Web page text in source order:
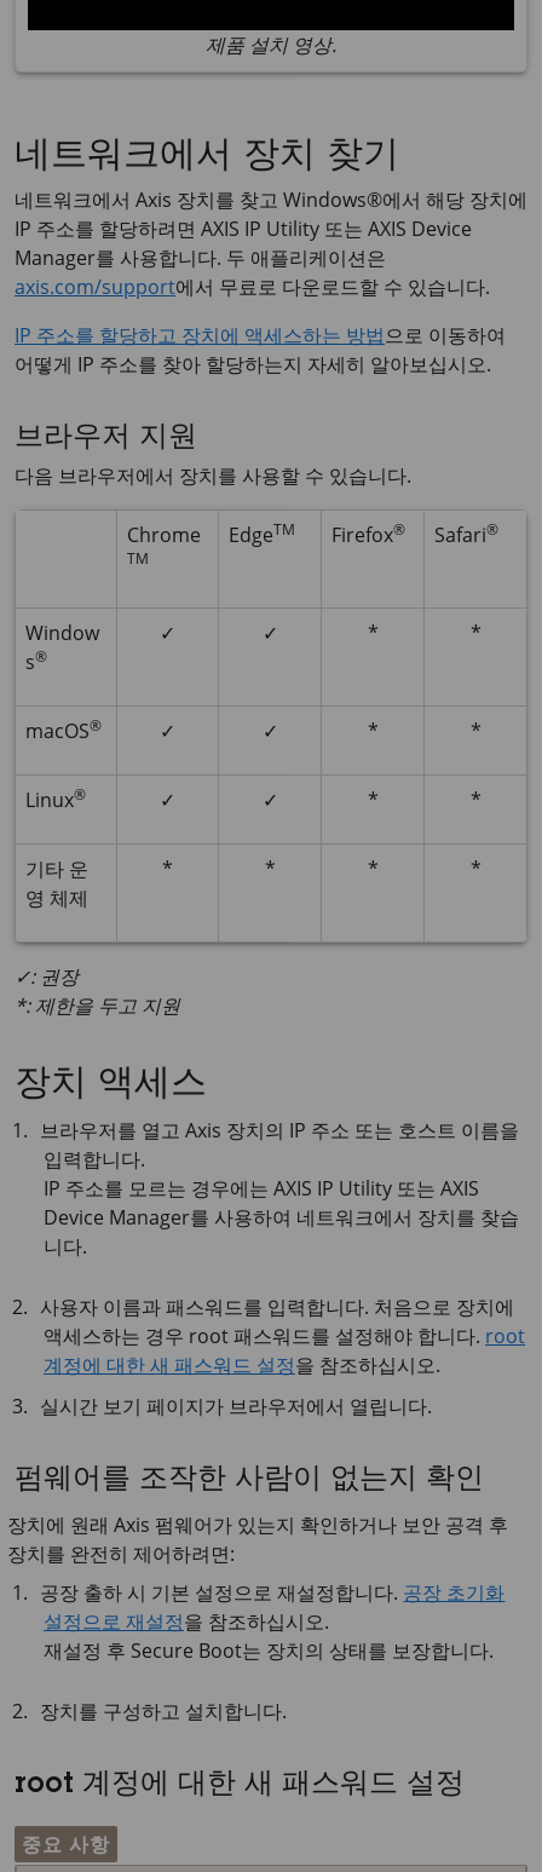
제품 설치 영상.
네트워크에서 장치 찾기
네트워크에서 Axis 장치를 찾고 Windows®에서 해당 장치에
IP 주소를 할당하려면 AXIS IP Utility 또는 AXIS Device
Manager를 사용합니다. 두 애플리케이션은
axis.com/support에서 무료로 다운로드할 수 있습니다.
IP 주소를 할당하고 장치에 액세스하는 방법으로 이동하여
어떻게 IP 주소를 찾아 할당하는지 자세히 알아보십시오.
브라우저 지원
다음 브라우저에서 장치를 사용할 수 있습니다.
Chrome
TM
EdgeTM Firefox® Safari®
Window
s®
✓ ✓ * *
macOS® ✓ ✓ * *
Linux® ✓ ✓ * *
기타 운
영 체제
* * * *
✓: 권장
*: 제한을 두고 지원
장치 액세스
브라우저를 열고 Axis 장치의 IP 주소 또는 호스트 이름을
입력합니다.
IP 주소를 모르는 경우에는 AXIS IP Utility 또는 AXIS
Device Manager를 사용하여 네트워크에서 장치를 찾습
니다.
사용자 이름과 패스워드를 입력합니다. 처음으로 장치에
액세스하는 경우 root 패스워드를 설정해야 합니다. root
계정에 대한 새 패스워드 설정을 참조하십시오.
실시간 보기 페이지가 브라우저에서 열립니다.
펌웨어를 조작한 사람이 없는지 확인
장치에 원래 Axis 펌웨어가 있는지 확인하거나 보안 공격 후
장치를 완전히 제어하려면:
공장 출하 시 기본 설정으로 재설정합니다. 공장 초기화
설정으로 재설정을 참조하십시오.
재설정 후 Secure Boot는 장치의 상태를 보장합니다.
장치를 구성하고 설치합니다.
root 계정에 대한 새 패스워드 설정
중요 사항